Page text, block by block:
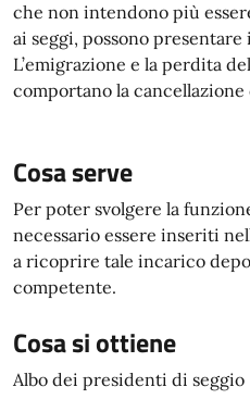
che non intendono più
ai seggi, possono
L’emigrazione e la perdita
comportano la cancellazione
Cosa serve
Per poter svolgere la
necessario essere inseriti
a ricoprire tale incarico
competente.
Cosa si ottiene
Albo dei presidenti di seggio